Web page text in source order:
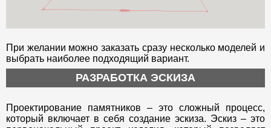
При желании можно заказать сразу несколько моделей и
выбрать наиболее подходящий вариант.
РАЗРАБОТКА ЭСКИЗА
Проектирование памятников – это сложный процесс,
который включает в себя создание эскиза. Эскиз – это